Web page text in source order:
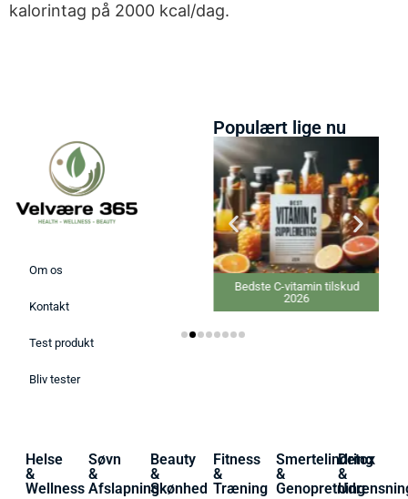
kalorintag på 2000 kcal/dag.
Om os
Kontakt
Test produkt
Bliv tester
Populært lige nu
Bedste C-vitamin tilskud
2026
Helse
&
Wellness
Søvn
&
Afslapning
Beauty
&
Skønhed
Fitness
&
Træning
Smertelindring
&
Genopretning
Detox
&